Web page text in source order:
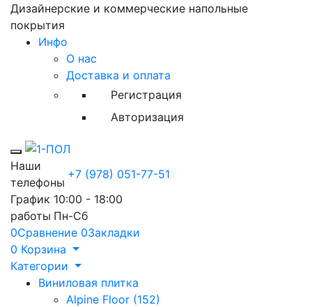
Дизайнерские и коммерческие напольные
покрытия
Инфо
О нас
Доставка и оплата
Регистрация
Авторизация
Toggle mobile menu
Наши
телефоны
+7 (978) 051-77-51
График
работы
10:00 - 18:00
Пн-Сб
0Сравнение 0Закладки
0 Корзина
Категории
Виниловая плитка
Alpine Floor (152)